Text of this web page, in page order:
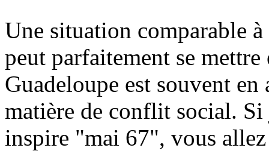
Une situation comparable
peut parfaitement se
Guadeloupe est souvent
matière de conflit social. Si
inspire "mai 67", vous